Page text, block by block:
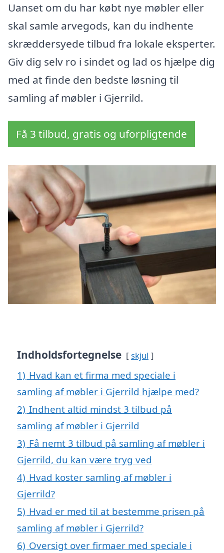
Uanset om du har købt nye møbler eller
skal samle arvegods, kan du indhente
skræddersyede tilbud fra lokale eksperter.
Giv dig selv ro i sindet og lad os hjælpe dig
med at finde den bedste løsning til
samling af møbler i Gjerrild.
Få 3 tilbud, gratis og uforpligtende
Indholdsfortegnelse skjul
1) Hvad kan et firma med speciale i
samling af møbler i Gjerrild hjælpe med?
2) Indhent altid mindst 3 tilbud på
samling af møbler i Gjerrild
3) Få nemt 3 tilbud på samling af møbler i
Gjerrild, du kan være tryg ved
4) Hvad koster samling af møbler i
Gjerrild?
5) Hvad er med til at bestemme prisen på
samling af møbler i Gjerrild?
6) Oversigt over firmaer med speciale i